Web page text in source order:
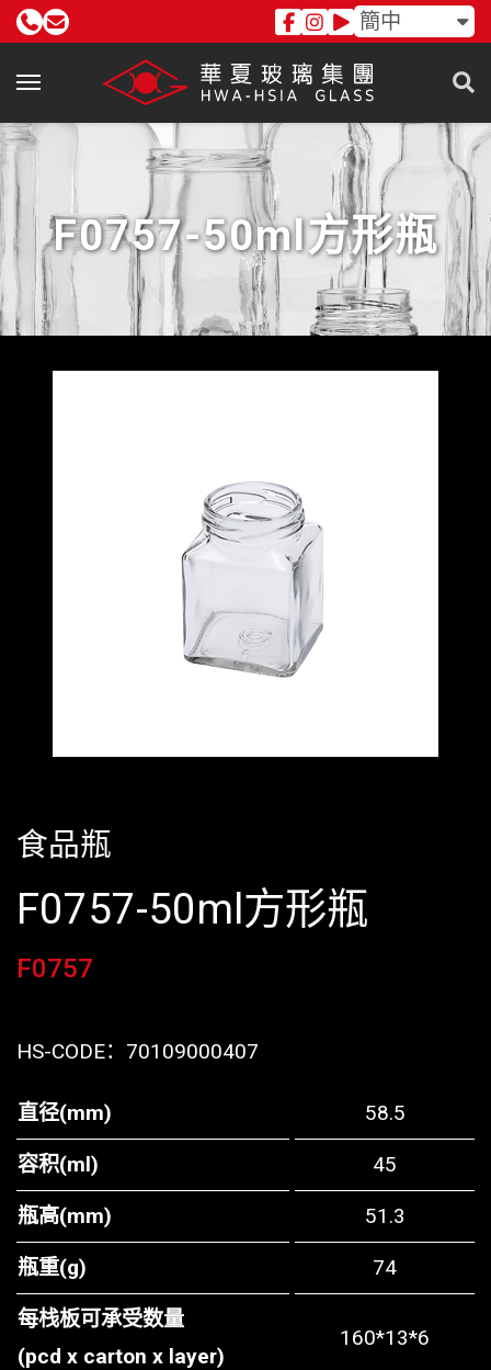
簡中
F0757-50ml方形瓶
食品瓶
F0757-50ml方形瓶
F0757
HS-CODE： 70109000407
直径(mm) 58.5
容积(ml) 45
瓶高(mm) 51.3
瓶重(g) 74
每栈板可承受数量
(pcd x carton x layer)
160*13*6